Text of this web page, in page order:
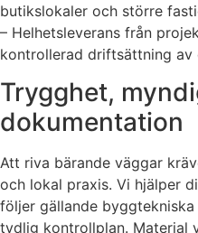
butikslokaler och större
– Helhetsleverans från
kontrollerad driftsättning av
Trygghet,
dokumentation
Att riva bärande väggar
och lokal praxis. Vi hjälper
följer gällande
tydlig kontrollplan. Material